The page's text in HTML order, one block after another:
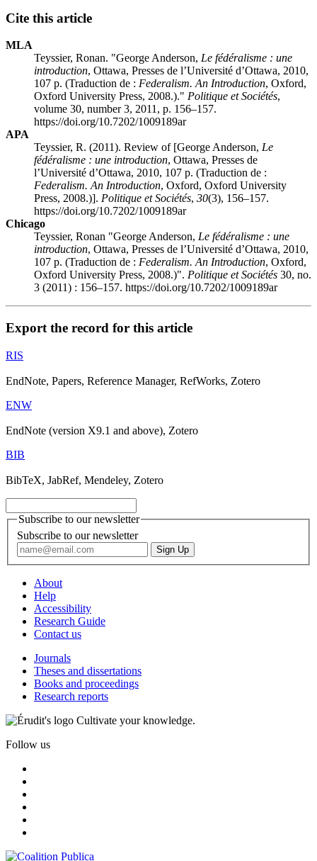
Cite this article
MLA
Teyssier, Ronan. "George Anderson, Le fédéralisme : une
introduction, Ottawa, Presses de l’Université d’Ottawa, 2010,
107 p. (Traduction de : Federalism. An Introduction, Oxford,
Oxford University Press, 2008.)." Politique et Sociétés,
volume 30, number 3, 2011, p. 156–157.
https://doi.org/10.7202/1009189ar
APA
Teyssier, R. (2011). Review of [George Anderson, Le
fédéralisme : une introduction, Ottawa, Presses de
l’Université d’Ottawa, 2010, 107 p. (Traduction de :
Federalism. An Introduction, Oxford, Oxford University
Press, 2008.)]. Politique et Sociétés, 30(3), 156–157.
https://doi.org/10.7202/1009189ar
Chicago
Teyssier, Ronan "George Anderson, Le fédéralisme : une
introduction, Ottawa, Presses de l’Université d’Ottawa, 2010,
107 p. (Traduction de : Federalism. An Introduction, Oxford,
Oxford University Press, 2008.)". Politique et Sociétés 30, no.
3 (2011) : 156–157. https://doi.org/10.7202/1009189ar
Export the record for this article
RIS
EndNote, Papers, Reference Manager, RefWorks, Zotero
ENW
EndNote (version X9.1 and above), Zotero
BIB
BibTeX, JabRef, Mendeley, Zotero
Subscribe to our newsletter
Subscribe to our newsletter
About
Help
Accessibility
Research Guide
Contact us
Journals
Theses and dissertations
Books and proceedings
Research reports
Cultivate your knowledge.
Follow us